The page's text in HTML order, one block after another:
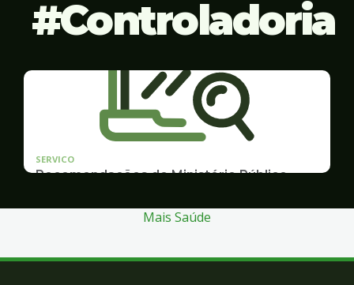
Controladoria
SERVICO
Recomendações do Ministério Público
Mais Saúde